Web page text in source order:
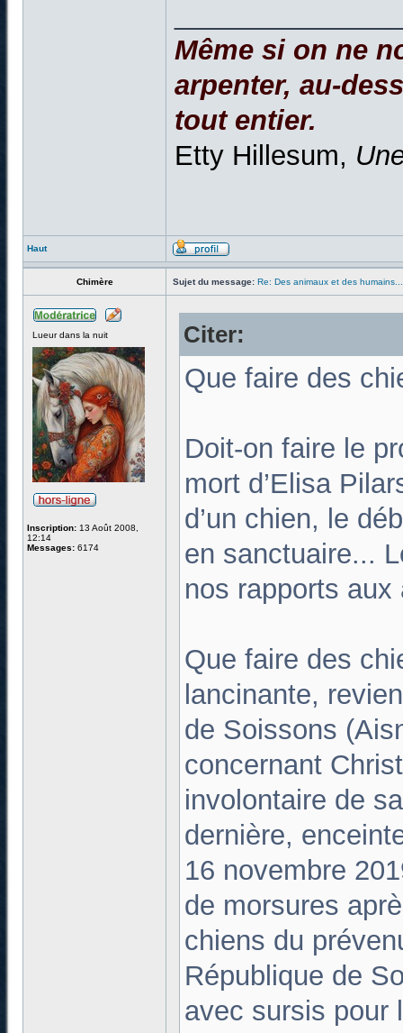
Même si on ne
arpenter, au-
tout entier.
Etty Hillesum,
Haut
Chimère Sujet du message: Re: Des animaux et des humains...
Lueur dans la nuit
Inscription: 13 Août 2008,
12:14
Messages: 6174
Citer:
Que faire des
Doit-on faire le
mort d’Elisa
d’un chien, le
en sanctuaire...
nos rapports aux
Que faire des
lancinante,
de Soissons
concernant
involontaire de
dernière,
16 novembre
de morsures
chiens du
République de
avec sursis pour